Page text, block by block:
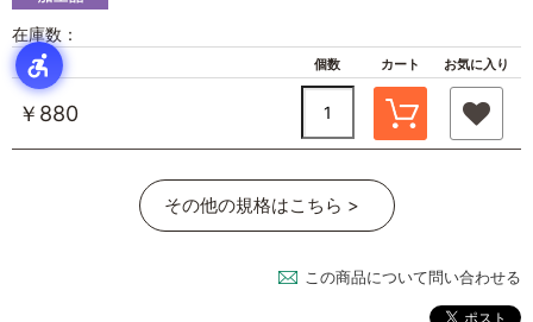
在庫数：
単価 個数 カート お気に入り
￥880
その他の規格はこちら >
この商品について問い合わせる